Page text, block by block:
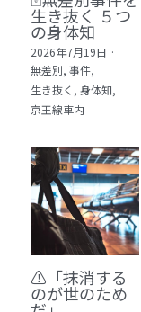
3 身体知・
4 創作・芸
5 教育・マ
6 セールス
ル 21冊
7 ライフ
8 アジア・
🎬Dramas(
映画)
日本語
生き抜く ５つ
の身体知
2026年7月19日 ·
無差別, 事件,
生き抜く, 身体知,
京王線車内
⚠️「抹消する
のが世のため